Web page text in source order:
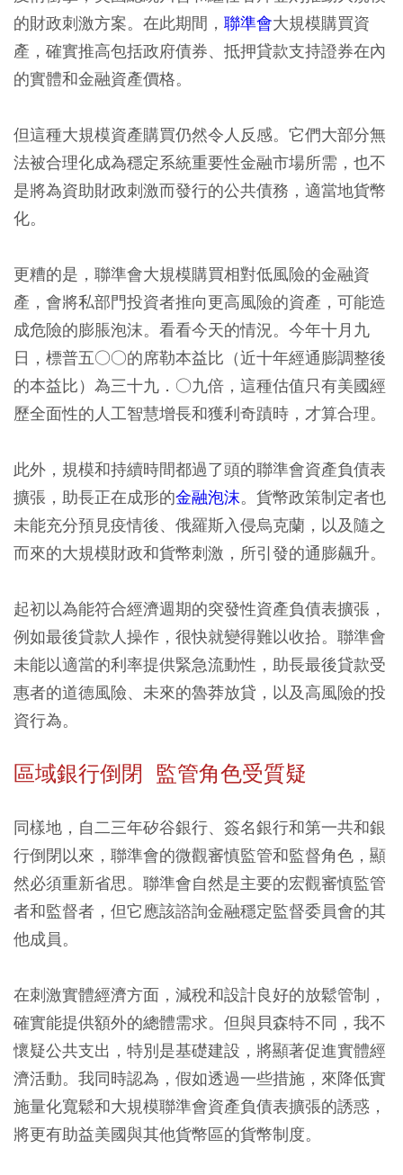
的財政刺激方案。在此期間， 聯準會大規模購買資
產，確實推高包括政府債券、抵押貸款支持證券在內
的實體和金融資產價格。
但這種大規模資產購買仍然令人反感。它們大部分無
法被合理化成為穩定系統重要性金融市場所需，也不
是將為資助財政刺激而發行的公共債務，適當地貨幣
化。
更糟的是，聯準會大規模購買相對低風險的金融資
產，會將私部門投資者推向更高風險的資產，可能造
成危險的膨脹泡沫。看看今天的情況。今年十月九
日，標普五○○的席勒本益比（近十年經通膨調整後
的本益比）為三十九．○九倍，這種估值只有美國經
歷全面性的人工智慧增長和獲利奇蹟時，才算合理。
此外，規模和持續時間都過了頭的聯準會資產負債表
擴張，助長正在成形的金融泡沫。貨幣政策制定者也
未能充分預見疫情後、俄羅斯入侵烏克蘭，以及隨之
而來的大規模財政和貨幣刺激，所引發的通膨飆升。
起初以為能符合經濟週期的突發性資產負債表擴張，
例如最後貸款人操作，很快就變得難以收拾。聯準會
未能以適當的利率提供緊急流動性，助長最後貸款受
惠者的道德風險、未來的魯莽放貸，以及高風險的投
資行為。
區域銀行倒閉 監管角色受質疑
同樣地，自二三年矽谷銀行、簽名銀行和第一共和銀
行倒閉以來，聯準會的微觀審慎監管和監督角色，顯
然必須重新省思。聯準會自然是主要的宏觀審慎監管
者和監督者，但它應該諮詢金融穩定監督委員會的其
他成員。
在刺激實體經濟方面，減稅和設計良好的放鬆管制，
確實能提供額外的總體需求。但與貝森特不同，我不
懷疑公共支出，特別是基礎建設，將顯著促進實體經
濟活動。我同時認為，假如透過一些措施，來降低實
施量化寬鬆和大規模聯準會資產負債表擴張的誘惑，
將更有助益美國與其他貨幣區的貨幣制度。